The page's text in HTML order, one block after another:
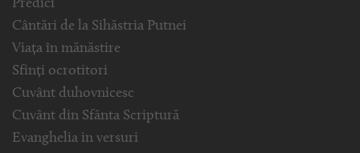
Predici
Cântări de la Sihăstria Putnei
Viața în mănăstire
Sfinți ocrotitori
Cuvânt duhovnicesc
Cuvânt din Sfânta Scriptură
Evanghelia in versuri